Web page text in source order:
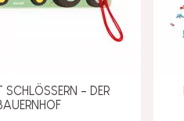
SCHLÖSSERN - DER